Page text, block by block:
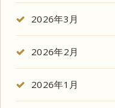
2026年3月
2026年2月
2026年1月